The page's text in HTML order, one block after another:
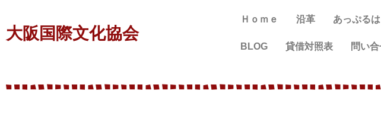
大阪国際文化協会
Ｈｏｍｅ 沿革 あっぷる
BLOG 貸借対照表 問い